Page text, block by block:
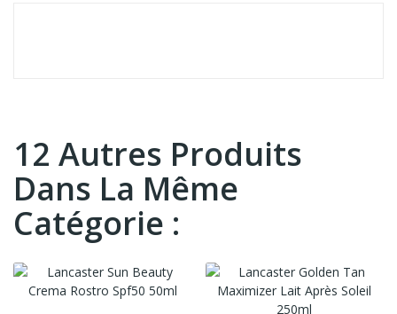
12 Autres Produits
Dans La Même
Catégorie :